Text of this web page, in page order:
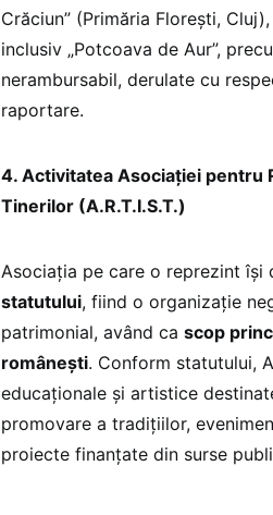
Crăciun” (Primăria Florești,
inclusiv „Potcoava de Aur”,
nerambursabil, derulate cu
raportare.
4. Activitatea Asociației pentru
Tinerilor (A.R.T.I.S.T.)
Asociația pe care o reprezint își
statutului, fiind o organizație
patrimonial, având ca scop
românești. Conform statutului,
educaționale și artistice
promovare a tradițiilor,
proiecte finanțate din surse